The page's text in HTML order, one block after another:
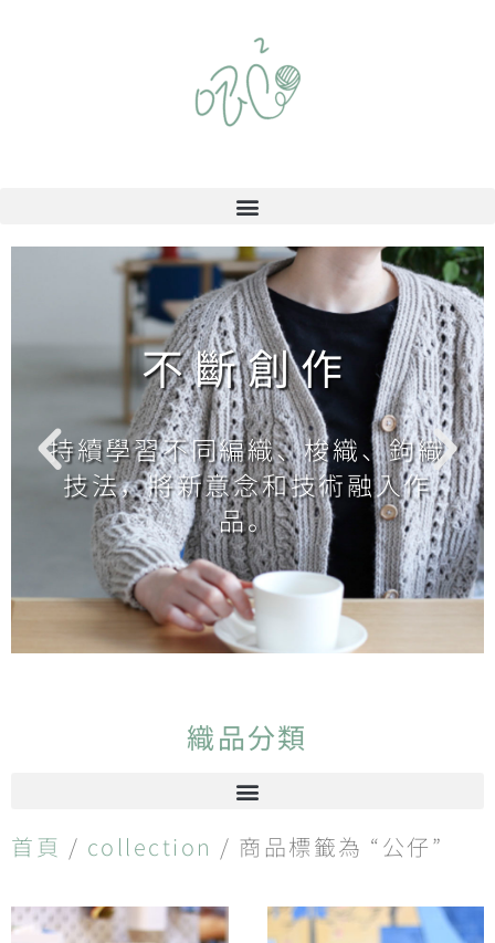
不斷創作
持續學習不同編織、梭織、鉤織
技法，將新意念和技術融入作
品。
織品分類
首頁 / collection / 商品標籤為 “公仔”